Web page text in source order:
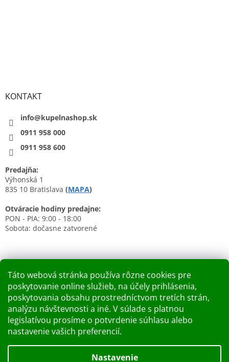
Táto webová stránka používa rôzne cookies pre
poskytovanie online služieb, na účely prihlásenia,
poskytovania obsahu prostredníctvom tretích strán,
analýzu návštevnosti a iné. V súlade s platnou
legislatívou prosíme o potvrdenie súhlasu alebo
nastavenie vašich preferencií.
Nastavenie
KONTAKT
info@kupelnashop.sk
0911 958 000
0911 958 600
Predajňa:
Výhonská 1
835 10 Bratislava (MAPA)
Otváracie hodiny predajne:
PON - PIA: 9:00 - 18:00
Sobota: dočasne zatvorené
Nákupný košík
0KS / 0 €